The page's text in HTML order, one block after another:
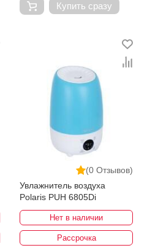
Купить сразу
(0 Отзывов)
Увлажнитель воздуха
Polaris PUH 6805Di
Нет в наличии
Рассрочка